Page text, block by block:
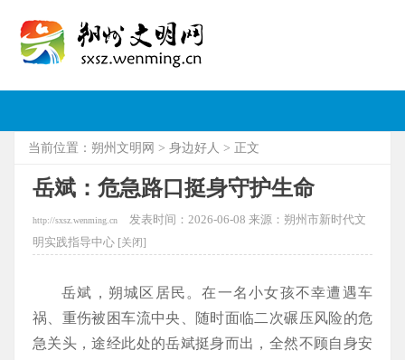
当前位置： 朔州文明网 > 身边好人 > 正文
岳斌：危急路口挺身守护生命
http://sxsz.wenming.cn
发表时间：2026-06-08 来源：朔州市新时代文
明实践指导中心 [关闭]
岳斌，朔城区居民。在一名小女孩不幸遭遇车
祸、重伤被困车流中央、随时面临二次碾压风险的危
急关头，途经此处的岳斌挺身而出，全然不顾自身安